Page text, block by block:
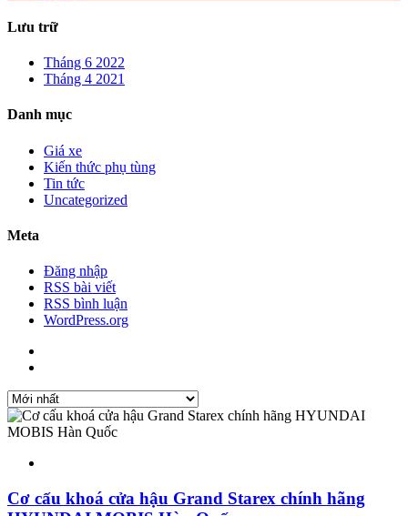
Lưu trữ
Tháng 6 2022
Tháng 4 2021
Danh mục
Giá xe
Kiến thức phụ tùng
Tin tức
Uncategorized
Meta
Đăng nhập
RSS bài viết
RSS bình luận
WordPress.org
Cơ cấu khoá cửa hậu Grand Starex chính hãng